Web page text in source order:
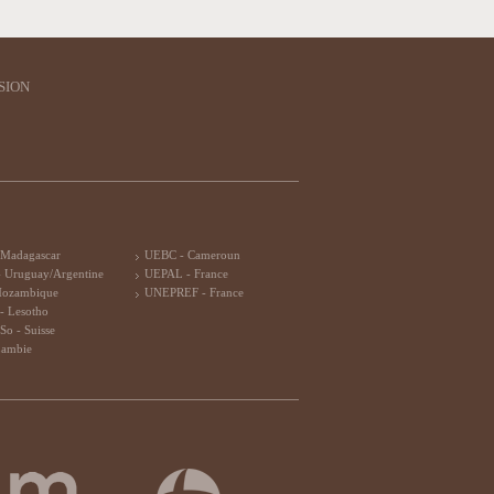
Uruguay/Argentine
Lesotho
- Suisse
UEBC - Cameroun
UEPAL - France
UNEPREF - France